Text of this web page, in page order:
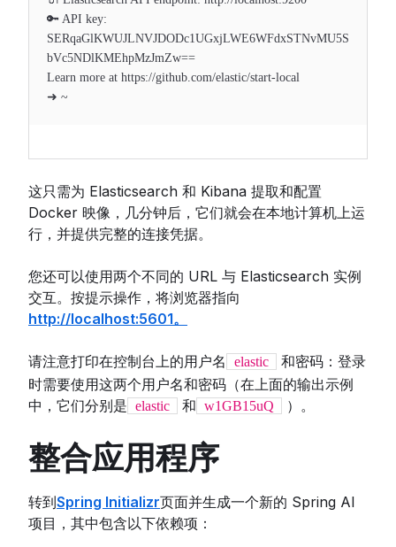
🔑 API key:
SERqaGlKWUJLNVJDODc1UGxjLWE6WFdxSTNvMU5S
bVc5NDlKMEhpMzJmZw==
Learn more at https://github.com/elastic/start-local
➜ ~
这只需为 Elasticsearch 和 Kibana 提取和配置
Docker 映像，几分钟后，它们就会在本地计算机上运
行，并提供完整的连接凭据。
您还可以使用两个不同的 URL 与 Elasticsearch 实例
交互。按提示操作，将浏览器指向
http://localhost:5601。
请注意打印在控制台上的用户名 elastic
和密码：登录
时需要使用这两个用户名和密码（在上面的输出示例
中，它们分别是 elastic 和 w1GB15uQ ）。
整合应用程序
转到Spring Initializr页面并生成一个新的 Spring AI
项目，其中包含以下依赖项：